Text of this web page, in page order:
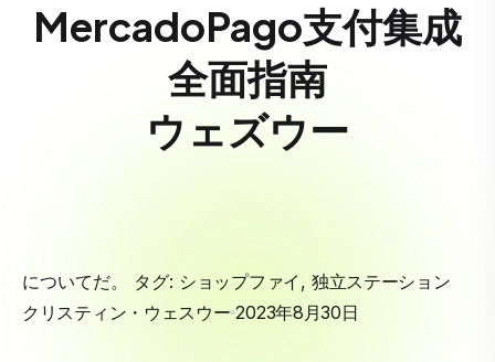
MercadoPago支付集成
全面指南
ウェズウー
についてだ。 タグ: ショップファイ , 独立ステーション
クリスティン・ウェスウー 2023年8月30日